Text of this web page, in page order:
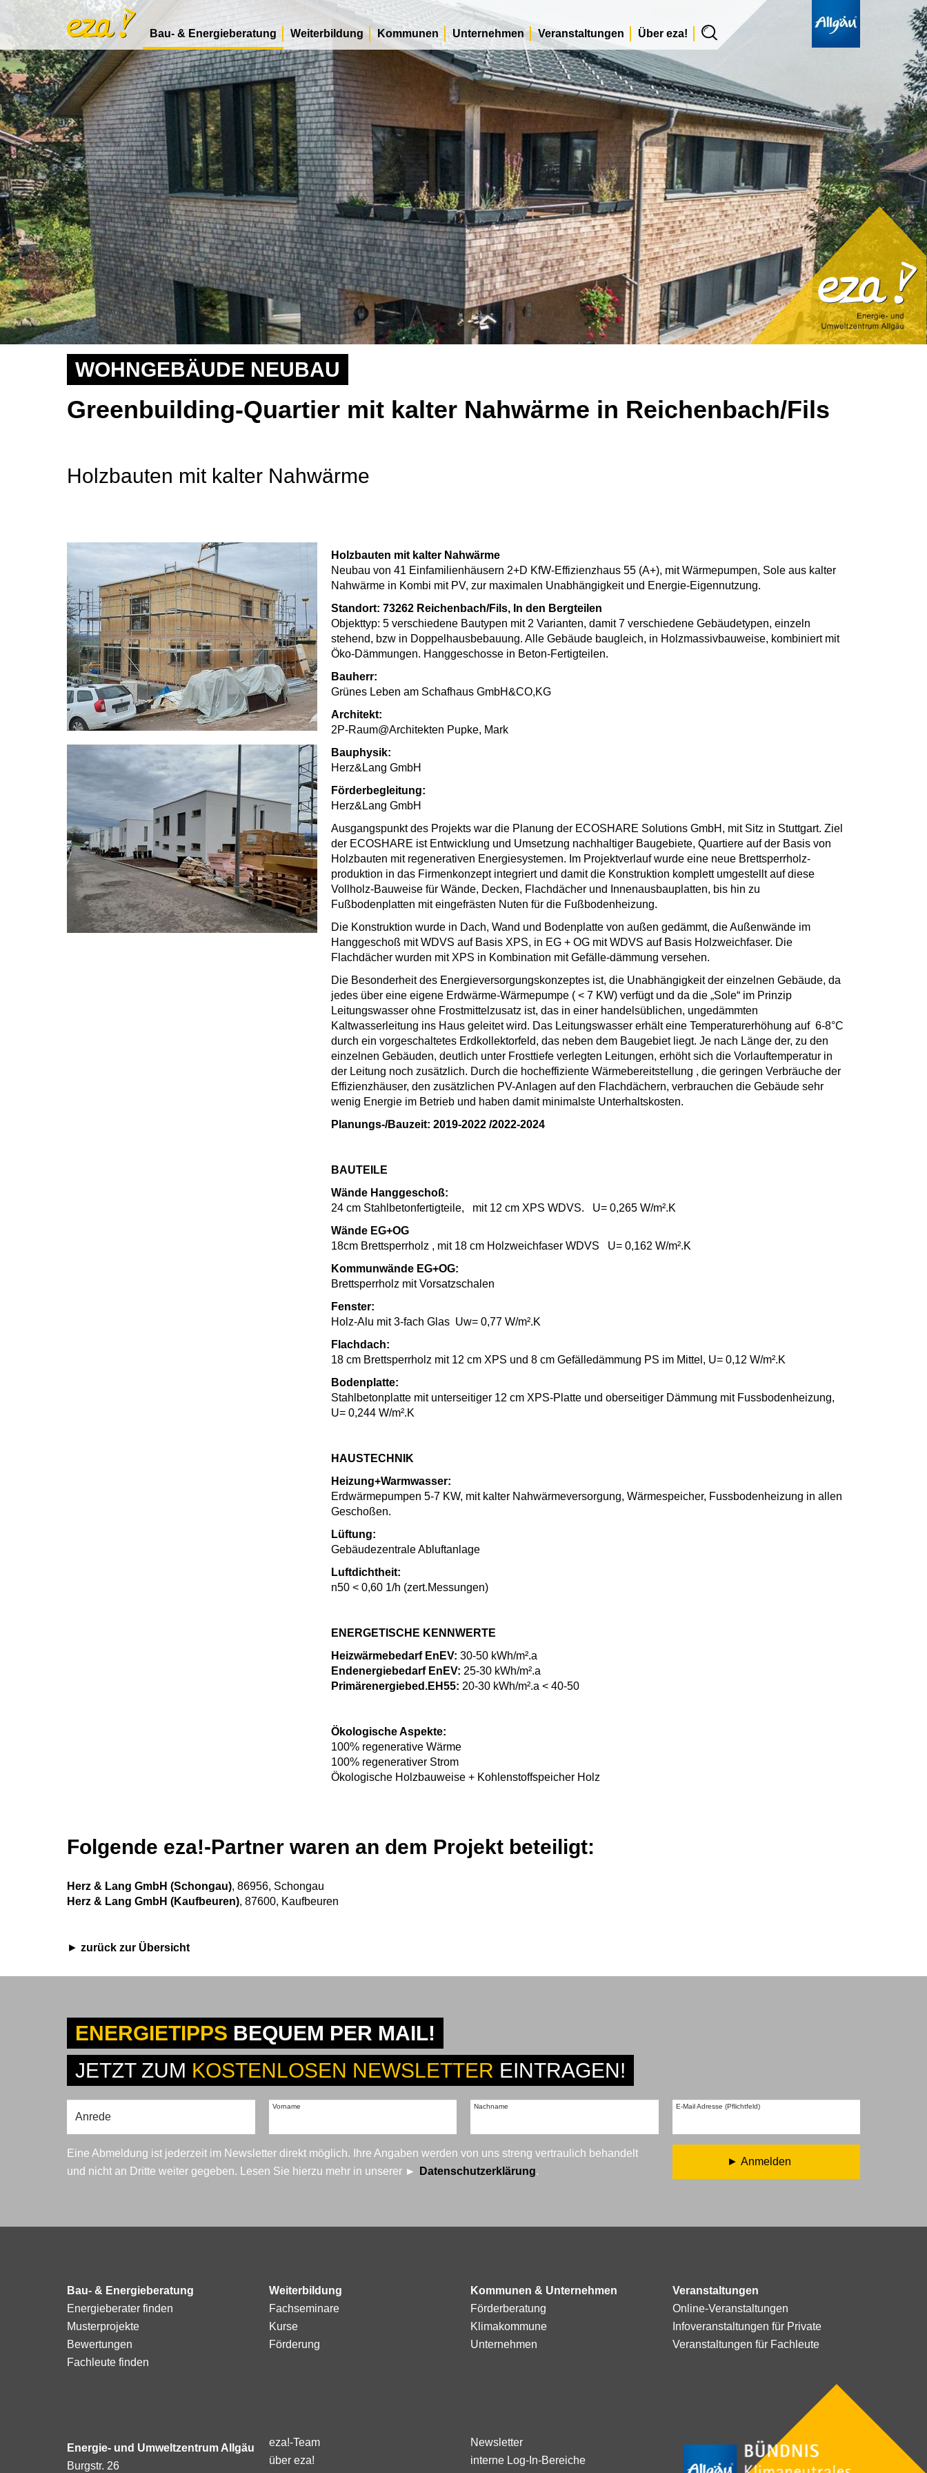
Bau- & Energieberatung Weiterbildung Kommunen Unternehmen Veranstaltungen Über eza!
WOHNGEBÄUDE NEUBAU
Greenbuilding-Quartier mit kalter Nahwärme in Reichenbach/Fils
Holzbauten mit kalter Nahwärme
Holzbauten mit kalter Nahwärme
Neubau von 41 Einfamilienhäusern 2+D KfW-Effizienzhaus 55 (A+), mit Wärmepumpen, Sole aus kalter
Nahwärme in Kombi mit PV, zur maximalen Unabhängigkeit und Energie-Eigennutzung.
Standort: 73262 Reichenbach/Fils, In den Bergteilen
Objekttyp: 5 verschiedene Bautypen mit 2 Varianten, damit 7 verschiedene Gebäudetypen, einzeln
stehend, bzw in Doppelhausbebauung. Alle Gebäude baugleich, in Holzmassivbauweise, kombiniert mit
Öko-Dämmungen. Hanggeschosse in Beton-Fertigteilen.
Bauherr:
Grünes Leben am Schafhaus GmbH&CO,KG
Architekt:
2P-Raum@Architekten Pupke, Mark
Bauphysik:
Herz&Lang GmbH
Förderbegleitung:
Herz&Lang GmbH
Ausgangspunkt des Projekts war die Planung der ECOSHARE Solutions GmbH, mit Sitz in Stuttgart. Ziel
der ECOSHARE ist Entwicklung und Umsetzung nachhaltiger Baugebiete, Quartiere auf der Basis von
Holzbauten mit regenerativen Energiesystemen. Im Projektverlauf wurde eine neue Brettsperrholz-
produktion in das Firmenkonzept integriert und damit die Konstruktion komplett umgestellt auf diese
Vollholz-Bauweise für Wände, Decken, Flachdächer und Innenausbauplatten, bis hin zu
Fußbodenplatten mit eingefrästen Nuten für die Fußbodenheizung.
Die Konstruktion wurde in Dach, Wand und Bodenplatte von außen gedämmt, die Außenwände im
Hanggeschoß mit WDVS auf Basis XPS, in EG + OG mit WDVS auf Basis Holzweichfaser. Die
Flachdächer wurden mit XPS in Kombination mit Gefälle-dämmung versehen.
Die Besonderheit des Energieversorgungskonzeptes ist, die Unabhängigkeit der einzelnen Gebäude, da
jedes über eine eigene Erdwärme-Wärmepumpe ( < 7 KW) verfügt und da die „Sole“ im Prinzip
Leitungswasser ohne Frostmittelzusatz ist, das in einer handelsüblichen, ungedämmten
Kaltwasserleitung ins Haus geleitet wird. Das Leitungswasser erhält eine Temperaturerhöhung auf 6-8°C
durch ein vorgeschaltetes Erdkollektorfeld, das neben dem Baugebiet liegt. Je nach Länge der, zu den
einzelnen Gebäuden, deutlich unter Frosttiefe verlegten Leitungen, erhöht sich die Vorlauftemperatur in
der Leitung noch zusätzlich. Durch die hocheffiziente Wärmebereitstellung , die geringen Verbräuche der
Effizienzhäuser, den zusätzlichen PV-Anlagen auf den Flachdächern, verbrauchen die Gebäude sehr
wenig Energie im Betrieb und haben damit minimalste Unterhaltskosten.
Planungs-/Bauzeit: 2019-2022 /2022-2024
BAUTEILE
Wände Hanggeschoß:
24 cm Stahlbetonfertigteile, mit 12 cm XPS WDVS. U= 0,265 W/m².K
Wände EG+OG
18cm Brettsperrholz , mit 18 cm Holzweichfaser WDVS U= 0,162 W/m².K
Kommunwände EG+OG:
Brettsperrholz mit Vorsatzschalen
Fenster:
Holz-Alu mit 3-fach Glas Uw= 0,77 W/m².K
Flachdach:
18 cm Brettsperrholz mit 12 cm XPS und 8 cm Gefälledämmung PS im Mittel, U= 0,12 W/m².K
Bodenplatte:
Stahlbetonplatte mit unterseitiger 12 cm XPS-Platte und oberseitiger Dämmung mit Fussbodenheizung,
U= 0,244 W/m².K
HAUSTECHNIK
Heizung+Warmwasser:
Erdwärmepumpen 5-7 KW, mit kalter Nahwärmeversorgung, Wärmespeicher, Fussbodenheizung in allen
Geschoßen.
Lüftung:
Gebäudezentrale Abluftanlage
Luftdichtheit:
n50 < 0,60 1/h (zert.Messungen)
ENERGETISCHE KENNWERTE
Heizwärmebedarf EnEV:30-50 kWh/m².a
Endenergiebedarf EnEV: 25-30 kWh/m².a
Primärenergiebed.EH55: 20-30 kWh/m².a < 40-50
Ökologische Aspekte:
100% regenerative Wärme
100% regenerativer Strom
Ökologische Holzbauweise + Kohlenstoffspeicher Holz
Folgende eza!-Partner waren an dem Projekt beteiligt:
Herz & Lang GmbH (Schongau), 86956, Schongau
Herz & Lang GmbH (Kaufbeuren), 87600, Kaufbeuren
zurück zur Übersicht
ENERGIETIPPS BEQUEM PER MAIL!
JETZT ZUM KOSTENLOSEN NEWSLETTER EINTRAGEN!
Vorname Nachname E-Mail Adresse (Pflichtfeld)
Eine Abmeldung ist jederzeit im Newsletter direkt möglich. Ihre Angaben werden von uns streng vertraulich behandelt
und nicht an Dritte weiter gegeben. Lesen Sie hierzu mehr in unserer
Datenschutzerklärung.
Anmelden
Bau- & Energieberatung
Energieberater finden
Musterprojekte
Bewertungen
Fachleute finden
Weiterbildung
Fachseminare
Kurse
Förderung
Kommunen & Unternehmen
Förderberatung
Klimakommune
Unternehmen
Veranstaltungen
Online-Veranstaltungen
Infoveranstaltungen für Private
Veranstaltungen für Fachleute
Energie- und Umweltzentrum Allgäu
Burgstr. 26
eza!-Team
über eza!
Newsletter
interne Log-In-Bereiche